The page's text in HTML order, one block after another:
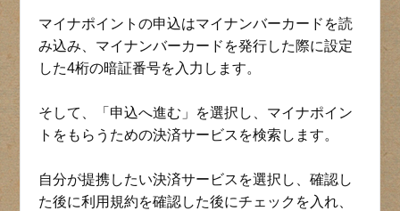
マイナポイントの申込はマイナンバーカードを読
み込み、マイナンバーカードを発行した際に設定
した4桁の暗証番号を入力します。
そして、「申込へ進む」を選択し、マイナポイン
トをもらうための決済サービスを検索します。
自分が提携したい決済サービスを選択し、確認し
た後に利用規約を確認した後にチェックを入れ、